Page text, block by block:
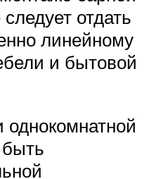
отдать
линейному
и бытовой